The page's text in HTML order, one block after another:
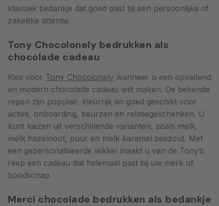
klassiek bedankje dat goed past bij een persoonlijke of
zakelijke attentie.
Tony Chocolonely bedrukken als
chocolade cadeau
Kies voor Tony Chocolonely wanneer u een opvallend
en modern chocolade cadeau wilt maken. De bekende
repen zijn populair, kleurrijk en goed geschikt voor
acties, onboarding, beurzen en relatiegeschenken. U
kunt kiezen uit verschillende varianten, zoals melk,
melk hazelnoot, puur en melk karamel zeezout. Met
een gepersonaliseerde wikkel maakt u van de Tony’s
reep een cadeau dat helemaal past bij uw merk of
boodschap.
Merci chocolade bedrukken als bedankje